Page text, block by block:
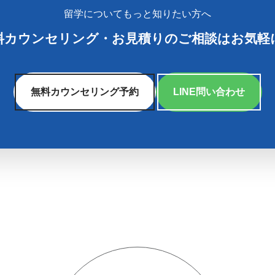
留学についてもっと知りたい方へ
カウンセリング・ お見積りのご相談はお気軽
無料カウンセリング予約 LINE問い合わせ